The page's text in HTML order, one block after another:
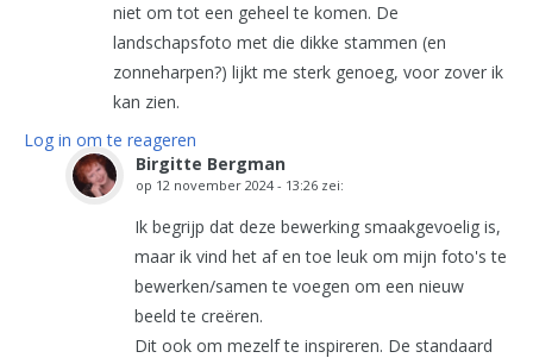
niet om tot een geheel te komen. De
landschapsfoto met die dikke stammen (en
zonneharpen?) lijkt me sterk genoeg, voor zover ik
kan zien.
Log in om te reageren
Birgitte Bergman
op 12 november 2024 - 13:26 zei:
Ik begrijp dat deze bewerking smaakgevoelig is,
maar ik vind het af en toe leuk om mijn foto's te
bewerken/samen te voegen om een nieuw
beeld te creëren.
Dit ook om mezelf te inspireren. De standaard